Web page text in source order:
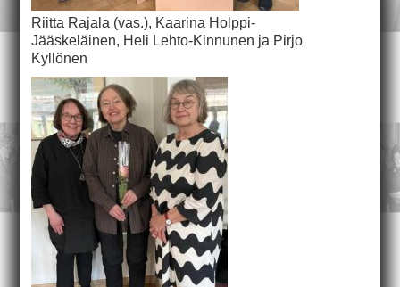
Riitta Rajala (vas.), Kaarina Holppi-
Jääskeläinen, Heli Lehto-Kinnunen ja Pirjo
Kyllönen